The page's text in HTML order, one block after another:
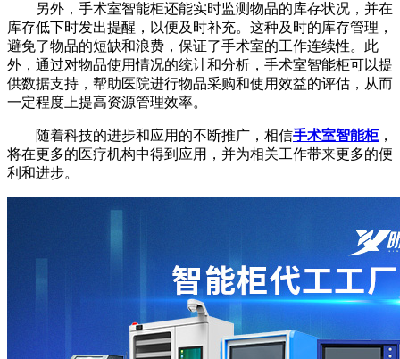
另外，手术室智能柜还能实时监测物品的库存状况，并在
库存低下时发出提醒，以便及时补充。这种及时的库存管理，
避免了物品的短缺和浪费，保证了手术室的工作连续性。此
外，通过对物品使用情况的统计和分析，手术室智能柜可以提
供数据支持，帮助医院进行物品采购和使用效益的评估，从而
一定程度上提高资源管理效率。
随着科技的进步和应用的不断推广，相信手术室智能柜，
将在更多的医疗机构中得到应用，并为相关工作带来更多的便
利和进步。